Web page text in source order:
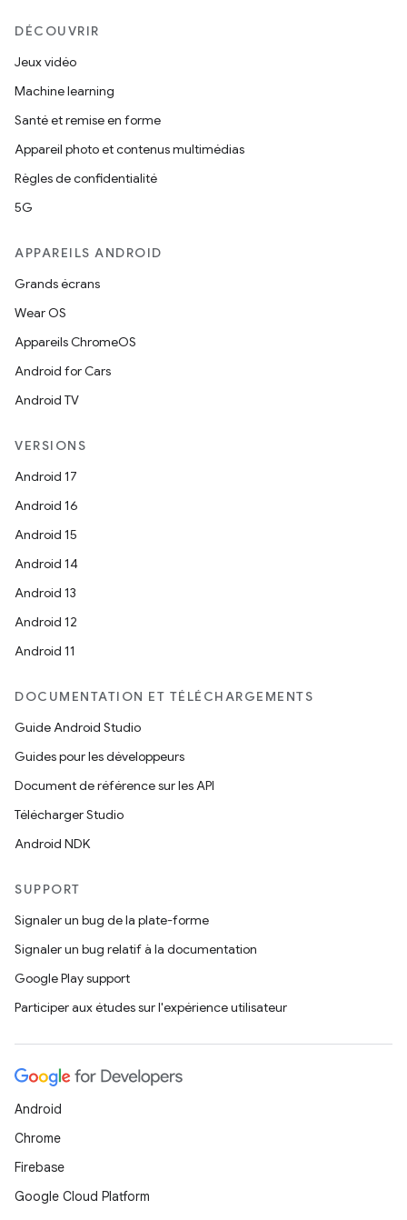
DÉCOUVRIR
Jeux vidéo
Machine learning
Santé et remise en forme
Appareil photo et contenus multimédias
Règles de confidentialité
5G
APPAREILS ANDROID
Grands écrans
Wear OS
Appareils ChromeOS
Android for Cars
Android TV
VERSIONS
Android 17
Android 16
Android 15
Android 14
Android 13
Android 12
Android 11
DOCUMENTATION ET TÉLÉCHARGEMENTS
Guide Android Studio
Guides pour les développeurs
Document de référence sur les API
Télécharger Studio
Android NDK
SUPPORT
Signaler un bug de la plate-forme
Signaler un bug relatif à la documentation
Google Play support
Participer aux études sur l'expérience utilisateur
Android
Chrome
Firebase
Google Cloud Platform